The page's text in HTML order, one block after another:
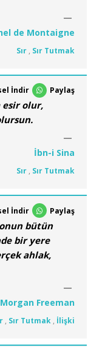
de Montaigne
Sır , Sır Tutmak
İndir Paylaş
esir olur,
İbn-i Sina
Sır , Sır Tutmak
İndir Paylaş
bütün
bir yere
ahlak,
Morgan Freeman
, Sır Tutmak , İlişki